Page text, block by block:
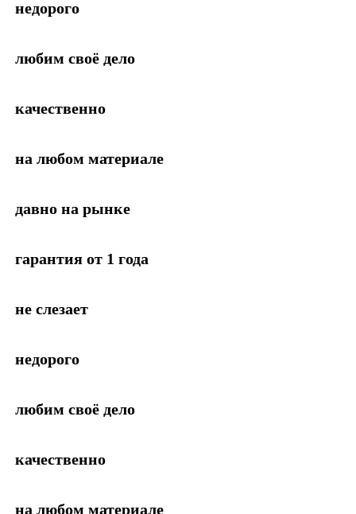
недорого
любим своё дело
качественно
на любом материале
давно на рынке
гарантия от 1 года
не слезает
недорого
любим своё дело
качественно
на любом материале